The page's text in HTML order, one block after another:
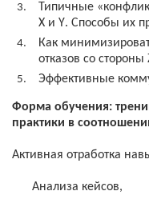
Типичные
Х и Y. Способы их
Как
отказов со стороны
Эффективные
Форма обучения:
практики в
Активная отработка
Анализа кейсов,